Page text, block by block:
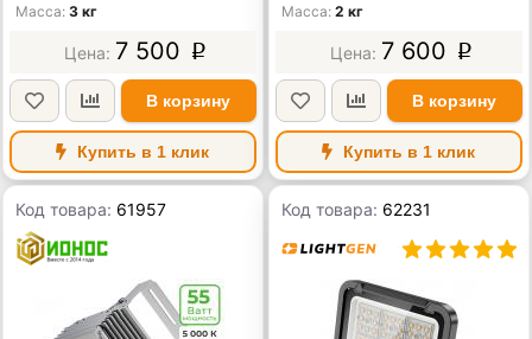
Масса 3 кг
7 500 p
В корзину
Купить в 1 клик
Масса 2 кг
7 600 p
В корзину
Купить в 1 клик
Код товара: 61957 Код товара: 62231